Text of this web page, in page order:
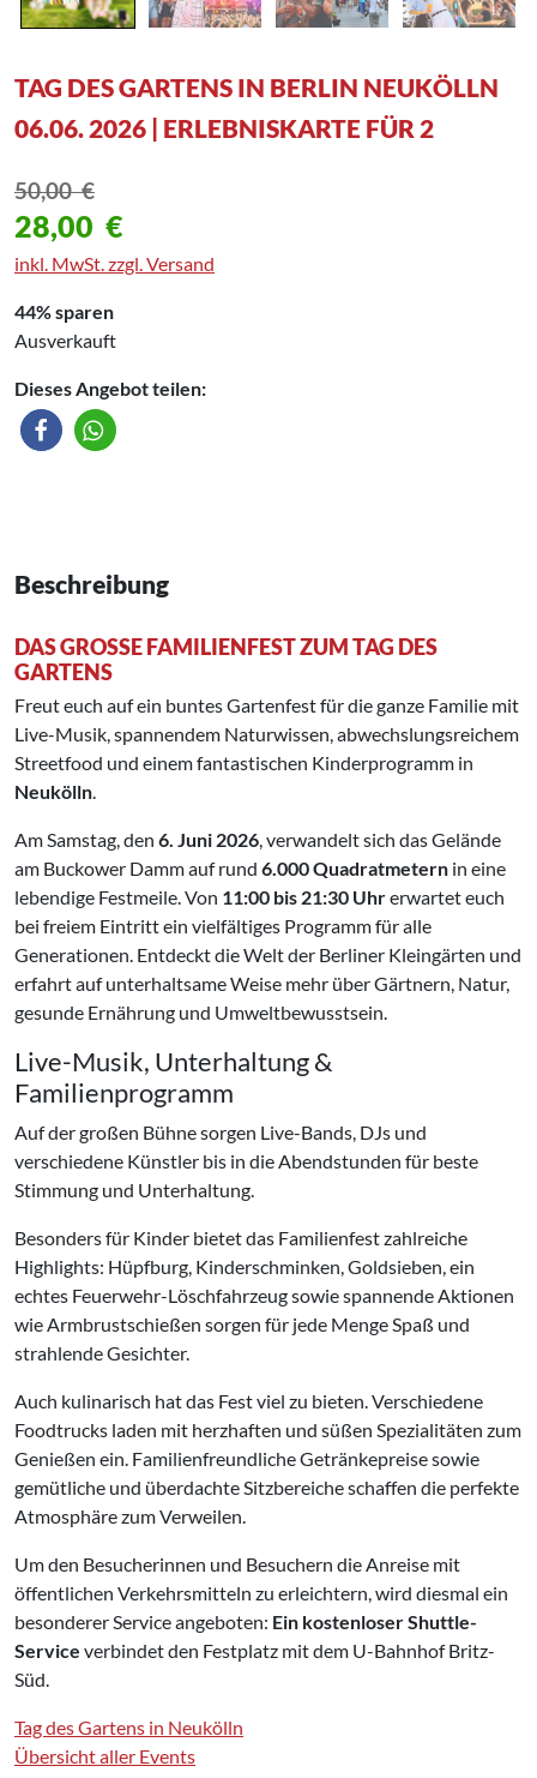
TAG DES GARTENS IN BERLIN NEUKÖLLN
06.06. 2026 | ERLEBNISKARTE FÜR 2
50,00€
28,00 €
inkl. MwSt. zzgl. Versand
44% sparen
Ausverkauft
Dieses Angebot teilen:
Beschreibung
DAS GROSSE FAMILIENFEST ZUM TAG DES G
ARTENS
Freut euch auf ein buntes Gartenfest für die ganze Familie mit
Live-Musik, spannendem Naturwissen, abwechslungsreichem
Streetfood und einem fantastischen Kinderprogramm in
Neukölln
Am Samstag, den 6. Juni 2026 , verwandelt sich das Gelände
am Buckower Damm auf rund 6.000 Quadratmetern in eine
lebendige Festmeile. Von 11:00 bis 21:30 Uhrerwartet euch
bei freiem Eintritt ein vielfältiges Programm für alle
Generationen. Entdeckt die Welt der Berliner Kleingärten und
erfahrt auf unterhaltsame Weise mehr über Gärtnern, Natur,
gesunde Ernährung und Umweltbewusstsein.
Live-Musik, Unterhaltung &
Familienprogramm
Auf der großen Bühne sorgen Live-Bands, DJs und
verschiedene Künstler bis in die Abendstunden für beste
Stimmung und Unterhaltung.
Besonders für Kinder bietet das Familienfest zahlreiche
Highlights: Hüpfburg, Kinderschminken, Goldsieben, ein
echtes Feuerwehr-Löschfahrzeug sowie spannende Aktionen
wie Armbrustschießen sorgen für jede Menge Spaß und
strahlende Gesichter.
Auch kulinarisch hat das Fest viel zu bieten. Verschiedene
Foodtrucks laden mit herzhaften und süßen Spezialitäten zum
Genießen ein. Familienfreundliche Getränkepreise sowie
gemütliche und überdachte Sitzbereiche schaffen die perfekte
Atmosphäre zum Verweilen.
Um den Besucherinnen und Besuchern die Anreise mit
öffentlichen Verkehrsmitteln zu erleichtern, wird diesmal ein
besonderer Service angeboten: Ein kostenloser Shuttle-
Service verbindet den Festplatz mit dem U-Bahnhof Britz-
Süd.
Tag des Gartens in Neukölln
Übersicht aller Events